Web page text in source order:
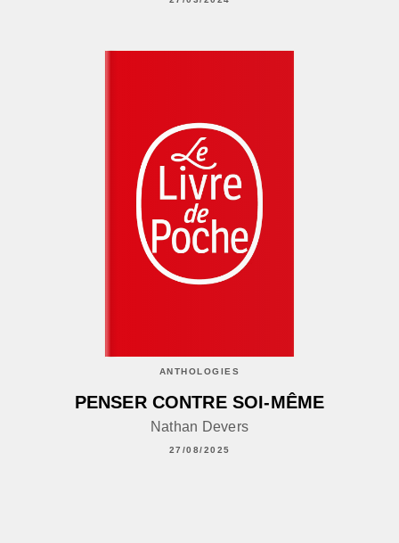
ANTHOLOGIES
PENSER CONTRE SOI-MÊME
Nathan Devers
27/08/2025